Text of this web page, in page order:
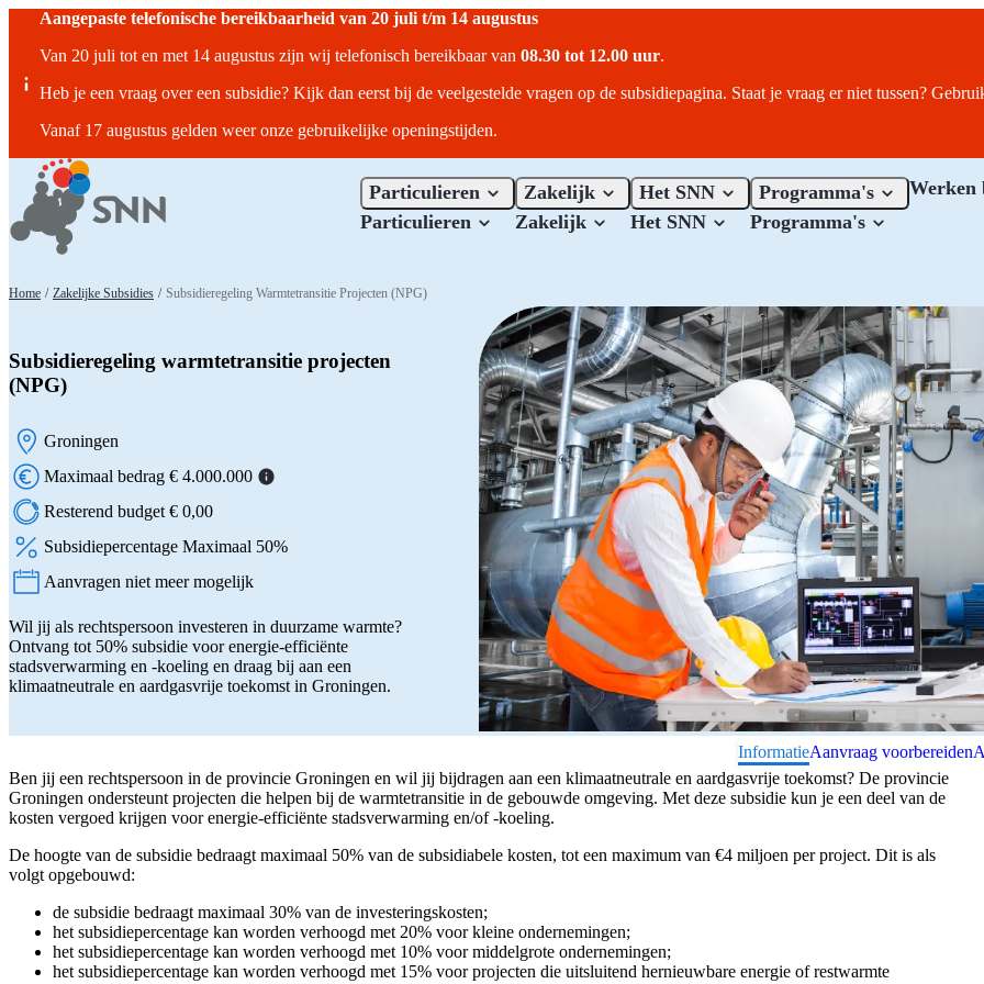
Aangepaste telefonische bereikbaarheid van 20 juli t/m 14 augustus
Van 20 juli tot en met 14 augustus zijn wij telefonisch bereikbaar van 08.30 tot 12.00 uur.
Heb je een vraag over een subsidie? Kijk dan eerst bij de veelgestelde vragen op de subsidiepagina. Staat je vraag er niet tussen?
Vanaf 17 augustus gelden weer onze gebruikelijke openingstijden.
Particulieren
Particulieren
Zakelijk
Zakelijk
Het SNN
Het SNN
Programma's
Programma's
Werken
Home / Zakelijke Subsidies / Subsidieregeling Warmtetransitie Projecten (NPG)
Subsidieregeling warmtetransitie projecten
(NPG)
Locatie:
Groningen
Maximaal bedrag € 4.000.000
Resterend budget € 0,00
Subsidiepercentage Maximaal 50%
Status:
Aanvragen niet meer mogelijk
Wil jij als rechtspersoon investeren in duurzame warmte?
Ontvang tot 50% subsidie voor energie-efficiënte
stadsverwarming en -koeling en draag bij aan een
klimaatneutrale en aardgasvrije toekomst in Groningen.
InformatieAanvraag voorbereiden
Ben jij een rechtspersoon in de provincie Groningen en wil jij bijdragen aan een klimaatneutrale en aardgasvrije toekomst? De provincie
Groningen ondersteunt projecten die helpen bij de warmtetransitie in de gebouwde omgeving. Met deze subsidie kun je een deel van de
kosten vergoed krijgen voor energie-efficiënte stadsverwarming en/of -koeling.
De hoogte van de subsidie bedraagt maximaal 50% van de subsidiabele kosten, tot een maximum van €4 miljoen per project. Dit is als
volgt opgebouwd:
de subsidie bedraagt maximaal 30% van de investeringskosten;
het subsidiepercentage kan worden verhoogd met 20% voor kleine ondernemingen;
het subsidiepercentage kan worden verhoogd met 10% voor middelgrote ondernemingen;
het subsidiepercentage kan worden verhoogd met 15% voor projecten die uitsluitend hernieuwbare energie of restwarmte